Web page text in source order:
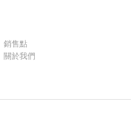
銷售點
關於我們